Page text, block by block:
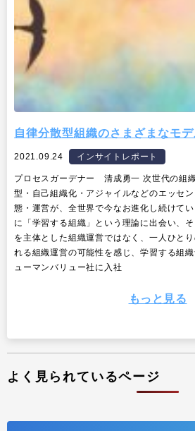
自律分散型組織のさまざまなモ
2021.09.24 インサイトレポート
プロセスガーデナー 清成勇一 次世代の組
型・自己組織化・アジャイルなどのエッセ
態・運営が、全世界で今なお進化し続けて
に「学習する組織」という理論に出会い、
を主体とした組織運営ではなく、一人ひと
れる組織運営の可能性を感じ、学習する組
ューマンバリュー社に入社
もっと見る
よく見られているページ